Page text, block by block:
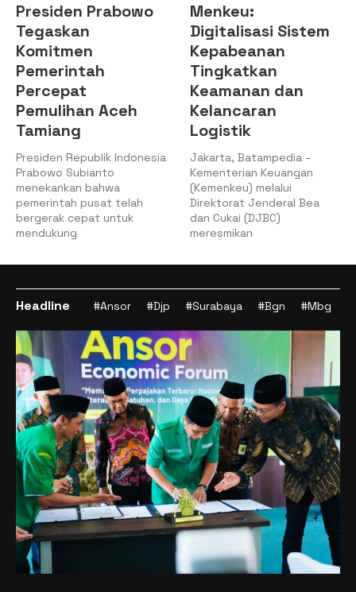
Presiden Prabowo
Tegaskan
Komitmen
Pemerintah
Percepat
Pemulihan Aceh
Tamiang
Presiden Republik Indonesia
Prabowo Subianto
menekankan bahwa
pemerintah pusat telah
bergerak cepat untuk
mendukung
Menkeu:
Digitalisasi Sistem
Kepabeanan
Tingkatkan
Keamanan dan
Kelancaran
Logistik
Jakarta, Batampedia –
Kementerian Keuangan
(Kemenkeu) melalui
Direktorat Jenderal Bea
dan Cukai (DJBC)
meresmikan
Headline #Ansor #Djp #Surabaya #Bgn #Mbg